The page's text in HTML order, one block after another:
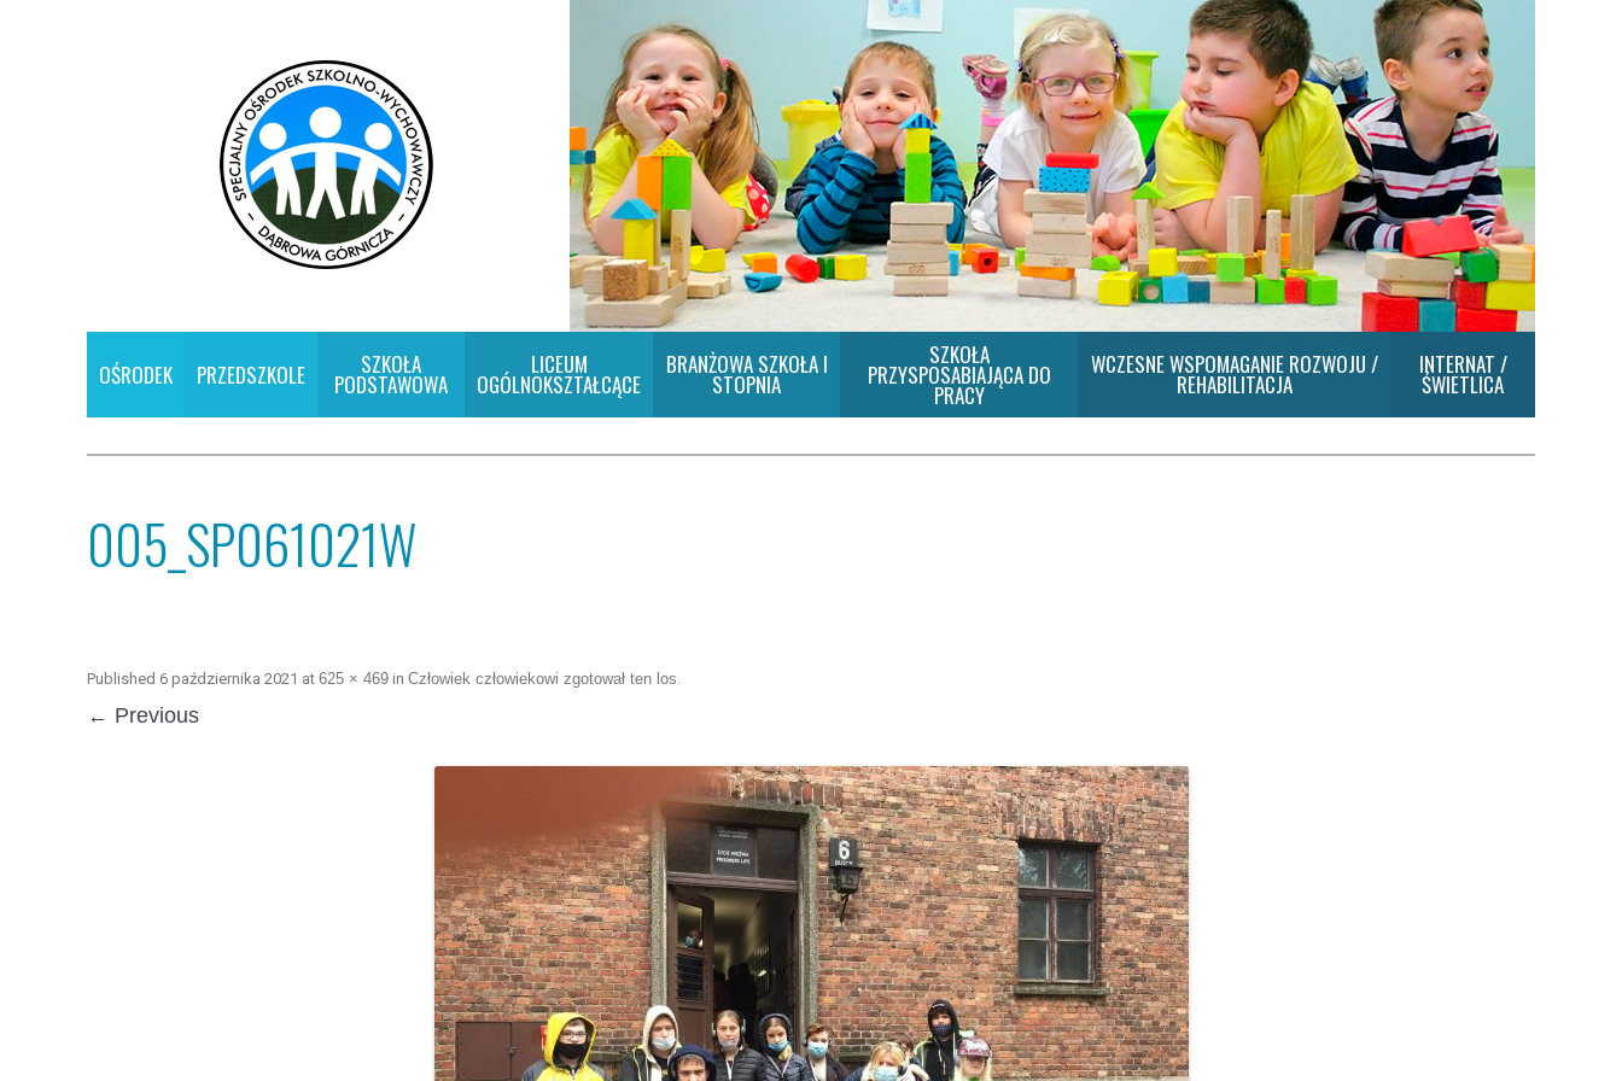
OŚRODEK PRZEDSZKOLE SZKOŁA
PODSTAWOWA
LICEUM
OGÓLNOKSZTAŁCĄCE
BRANŻOWA SZKOŁA I
STOPNIA
SZKOŁA
PRZYSPOSABIAJĄCA DO
PRACY
WCZESNE WSPOMAGANIE ROZWOJU /
REHABILITACJA
INTERNAT /
ŚWIETLICA
005_SP061021W
Published 6 października 2021 at 625 × 469 in Człowiek człowiekowi zgotował ten los.
← Previous